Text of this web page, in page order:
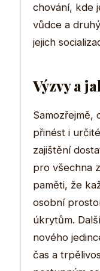
chování, kde
vůdce a
jejich
Výzvy a
Samozřejmě,
přinést i
zajištění
pro všechna
paměti, že
osobní
úkrytům.
nového
čas a